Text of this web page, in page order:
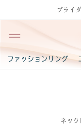
ブライ
ファッションリング
ネッ